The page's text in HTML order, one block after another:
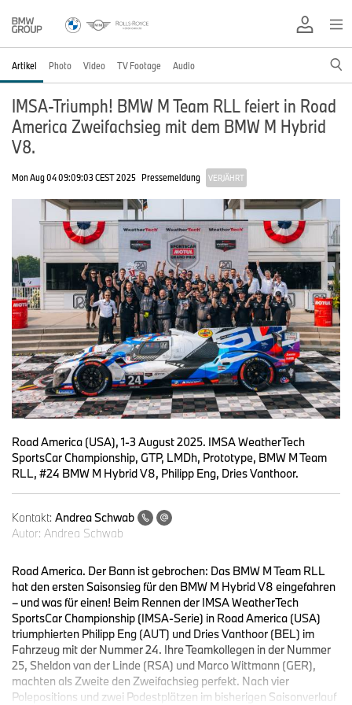
Artikel Photo Video TV Footage Audio
IMSA-Triumph! BMW M Team RLL feiert in Road
America Zweifachsieg mit dem BMW M Hybrid
V8.
Mon Aug 04 09:09:03 CEST 2025 Pressemeldung VERJÄHRT
Road America (USA), 1-3 August 2025. IMSA WeatherTech
SportsCar Championship, GTP, LMDh, Prototype, BMW M Team
RLL, #24 BMW M Hybrid V8, Philipp Eng, Dries Vanthoor.
Kontakt: Andrea Schwab
Autor: Andrea Schwab
Road America. Der Bann ist gebrochen: Das BMW M Team RLL
hat den ersten Saisonsieg für den BMW M Hybrid V8 eingefahren
– und was für einen! Beim Rennen der IMSA WeatherTech
SportsCar Championship (IMSA-Serie) in Road America (USA)
triumphierten Philipp Eng (AUT) und Dries Vanthoor (BEL) im
Fahrzeug mit der Nummer 24. Ihre Teamkollegen in der Nummer
25, Sheldon van der Linde (RSA) und Marco Wittmann (GER),
machten als Zweite den Zweifachsieg perfekt. Nach vier
Polepositions und zwei Podestplätzen im bisherigen Saisonverlauf